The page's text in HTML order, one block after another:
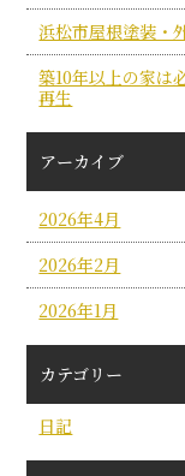
浜松市屋根塗装・
築10年以上の家は
再生
アーカイブ
2026年4月
2026年2月
2026年1月
カテゴリー
日記